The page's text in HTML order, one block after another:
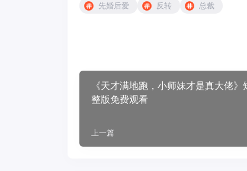
先婚后爱 反转 总裁
《天才满地跑，小师妹才是真大佬
整版免费观看
上一篇